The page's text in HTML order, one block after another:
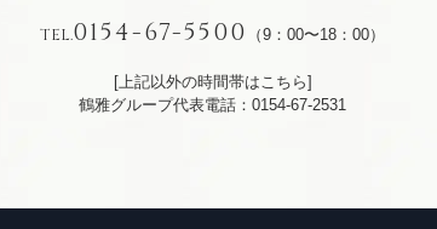
TEL.0154-67-5500 （9：00〜18：00）
[上記以外の時間帯はこちら]
鶴雅グループ代表電話：0154-67-2531